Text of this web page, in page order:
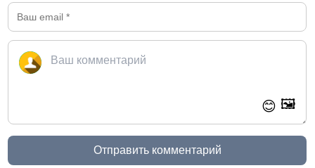
😊 🖼️
Отправить комментарий